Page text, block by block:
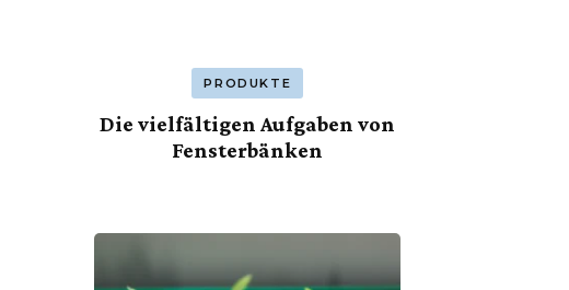
PRODUKTE
Die vielfältigen Aufgaben von
Fensterbänken